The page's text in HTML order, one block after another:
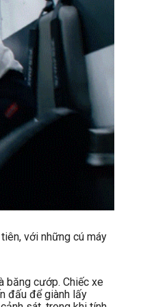
với những cú máy
băng cướp. Chiếc xe
đấu để giành lấy